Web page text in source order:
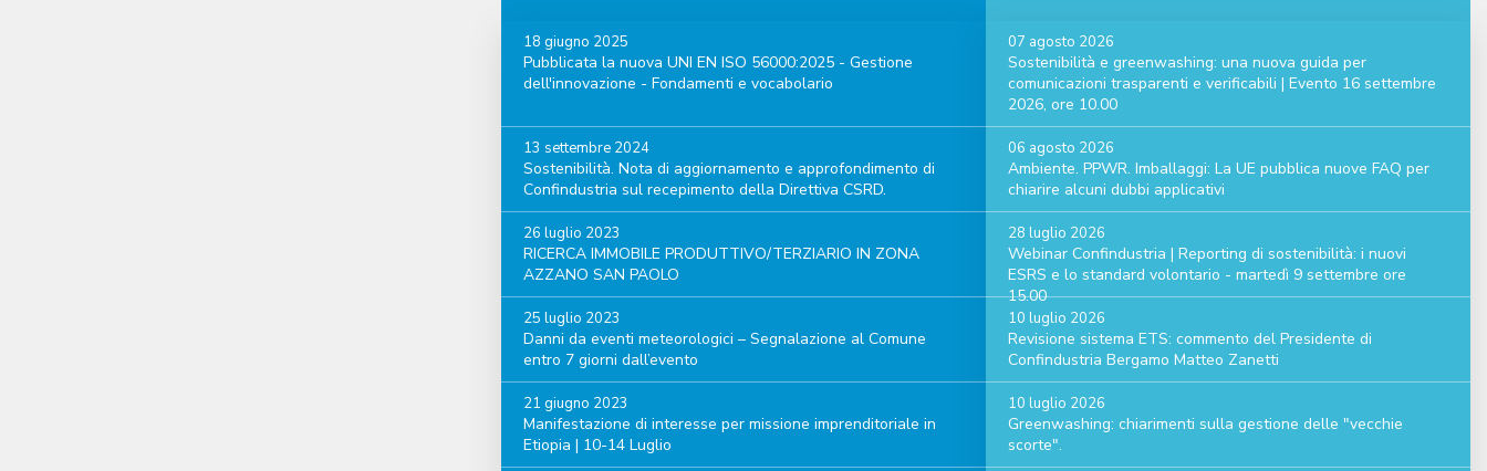
18 giugno 2025
Pubblicata la nuova UNI EN ISO 56000:2025 - Gestione
dell'innovazione - Fondamenti e vocabolario
13 settembre 2024
Sostenibilità. Nota di aggiornamento e approfondimento di
Confindustria sul recepimento della Direttiva CSRD.
26 luglio 2023
RICERCA IMMOBILE PRODUTTIVO/TERZIARIO IN ZONA
AZZANO SAN PAOLO
25 luglio 2023
Danni da eventi meteorologici – Segnalazione al Comune
entro 7 giorni dall’evento
21 giugno 2023
Manifestazione di interesse per missione imprenditoriale in
Etiopia | 10-14 Luglio
07 agosto 2026
Sostenibilità e greenwashing: una nuova guida per
comunicazioni trasparenti e verificabili | Evento 16 settembre
2026, ore 10.00
06 agosto 2026
Ambiente. PPWR. Imballaggi: La UE pubblica nuove FAQ per
chiarire alcuni dubbi applicativi
28 luglio 2026
Webinar Confindustria | Reporting di sostenibilità: i nuovi
ESRS e lo standard volontario - martedì 9 settembre ore
15.00
10 luglio 2026
Revisione sistema ETS: commento del Presidente di
Confindustria Bergamo Matteo Zanetti
10 luglio 2026
Greenwashing: chiarimenti sulla gestione delle "vecchie
scorte".